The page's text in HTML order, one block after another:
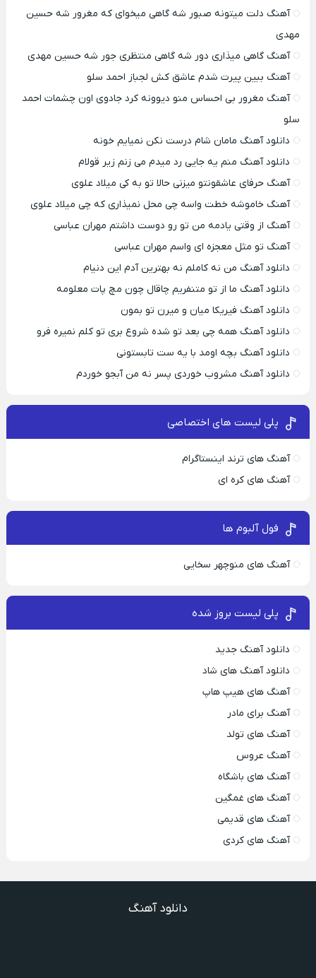
آهنگ دلت میتونه صبور شه گاهی میخوای که مغرور شه حسین
مهدی
آهنگ گاهی میذاری دور شه گاهی منتظری جور شه حسین مهدی
آهنگ ببین پیرت شدم عاشق کش لجباز احمد سلو
آهنگ مغرور بی احساس منو دیوونه کرد جادوی اون چشمات احمد
سلو
دانلود آهنگ مامان شام درست نکن نمیایم خونه
دانلود آهنگ منم یه جایی رد میدم می زنم زیر قولام
آهنگ حرفای عاشقونتو میزنی حالا تو به کی میلاد علوی
آهنگ خاموشه خطت واسه چی محل نمیذاری که چی میلاد علوی
آهنگ از وقتی یادمه من تو رو دوست داشتم مهران عباسی
آهنگ تو مثل معجزه ای واسم مهران عباسی
دانلود آهنگ من نه کاملم نه بهترین آدم این دنیام
دانلود آهنگ ما از تو متنفریم چاقال چون مچ پات معلومه
دانلود آهنگ فیریکا میان و میرن تو بمون
دانلود آهنگ همه چی بعد تو شده شروع بری تو کلم نمیره فرو
دانلود آهنگ بچه اومد با یه ست تابستونی
دانلود آهنگ مشروب خوردی پسر نه من آبجو خوردم
پلی لیست های اختصاصی
آهنگ های ترند اینستاگرام
آهنگ های کره ای
فول آلبوم ها
آهنگ های منوچهر سخایی
پلی لیست بروز شده
دانلود آهنگ جدید
دانلود آهنگ های شاد
آهنگ های هیپ هاپ
آهنگ برای مادر
آهنگ های تولد
آهنگ عروس
آهنگ های باشگاه
آهنگ های غمگین
آهنگ های قدیمی
آهنگ های کردی
دانلود آهنگ